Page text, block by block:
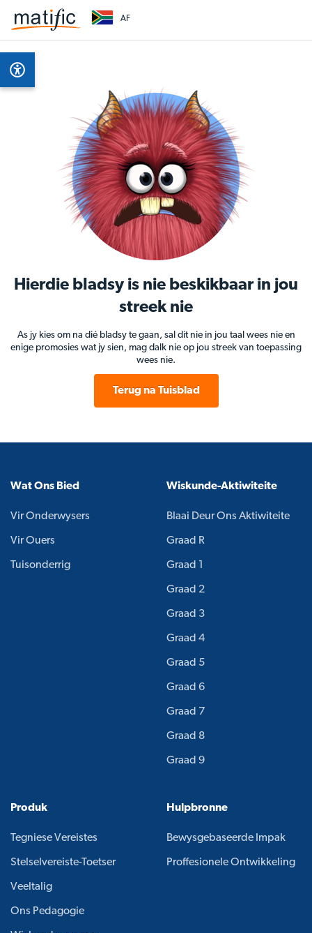
AF
Hierdie bladsy is nie beskikbaar in jou
streek nie
As jy kies om na dié bladsy te gaan, sal dit nie in jou taal wees nie en
enige promosies wat jy sien, mag dalk nie op jou streek van toepassing
wees nie.
Terug na Tuisblad
Wat Ons Bied
Vir Onderwysers
Vir Ouers
Tuisonderrig
Wiskunde-Aktiwiteite
Blaai Deur Ons Aktiwiteite
Graad R
Graad 1
Graad 2
Graad 3
Graad 4
Graad 5
Graad 6
Graad 7
Graad 8
Graad 9
Produk
Tegniese Vereistes
Stelselvereiste-Toetser
Veeltalig
Ons Pedagogie
Hulpbronne
Bewysgebaseerde Impak
Proffesionele Ontwikkeling